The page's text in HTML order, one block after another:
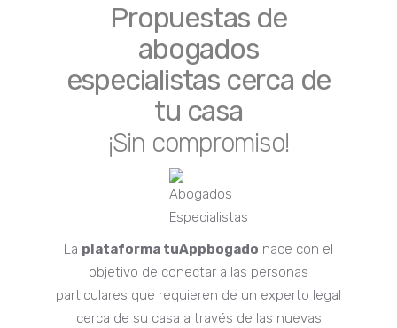
Propuestas de
abogados
especialistas cerca de
tu casa
¡Sin compromiso!
La plataforma tuAppbogado nace con el
objetivo de conectar a las personas
particulares que requieren de un experto legal
cerca de su casa a través de las nuevas